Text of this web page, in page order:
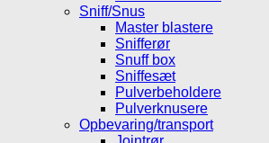
Sniff/Snus
Master blastere
Snifferør
Snuff box
Sniffesæt
Pulverbeholdere
Pulverknusere
Opbevaring/transport